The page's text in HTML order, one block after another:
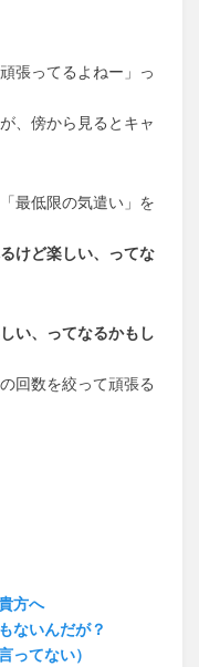
張ってるよねー」っ
、傍から見るとキャ
最低限の気遣い」を
けど楽しい、ってな
い、ってなるかもし
回数を絞って頑張る
方へ
ないんだが？
ってない）